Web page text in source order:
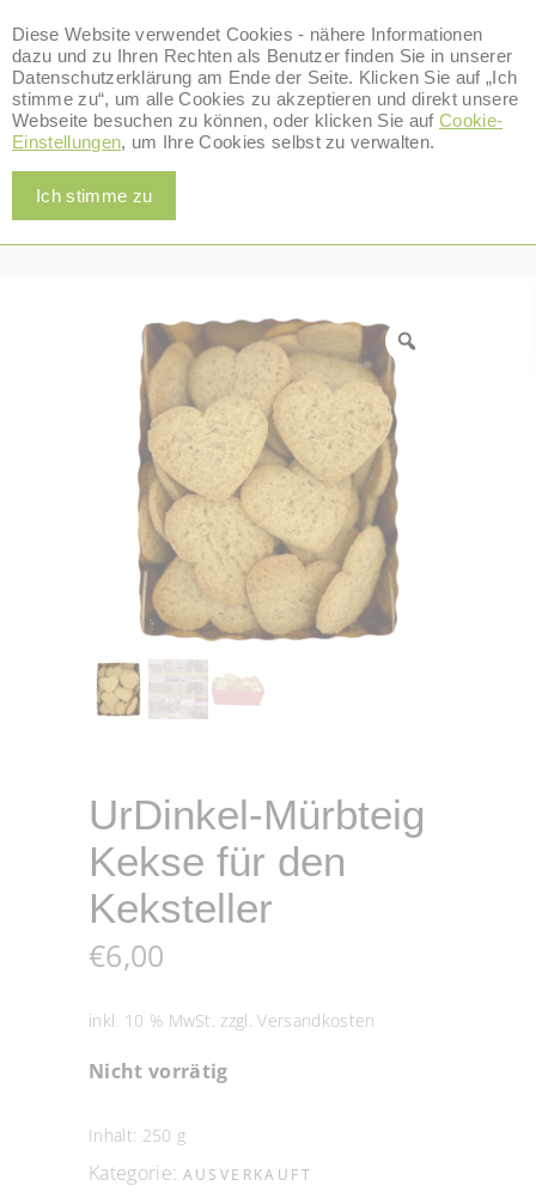
Alle Produkte
Home/Alle Produkte
UrDinkel-Mürbteig Kekse für den
Keksteller
UrDinkel-Mürbteig
Kekse für den
Keksteller
€6,00
inkl. 10 % MwSt. zzgl.Versandkosten
Nicht vorrätig
Inhalt: 250 g
Kategorie: AUSVERKAUFT
0
Diese Website verwendet Cookies - nähere Informationen
dazu und zu Ihren Rechten als Benutzer finden Sie in unserer
Datenschutzerklärung am Ende der Seite. Klicken Sie auf „Ich
stimme zu“, um alle Cookies zu akzeptieren und direkt unsere
Webseite besuchen zu können, oder klicken Sie aufCookie-
Einstellungen, um Ihre Cookies selbst zu verwalten.
Ich stimme zu